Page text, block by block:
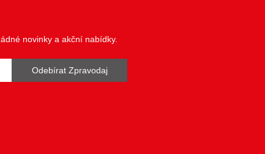
novinky a akční nabídky.
Odebírat Zpravodaj